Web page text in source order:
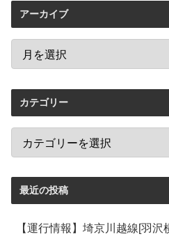
アーカイブ
カテゴリー
最近の投稿
【運行情報】埼京川越線[羽